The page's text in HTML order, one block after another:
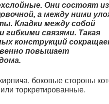
Они состоят из
а между ними
Кладки между собой
связями. Такая
конструкций
повышает
боковые стороны
торкретированные.